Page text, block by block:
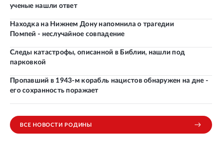
ученые нашли ответ
Находка на Нижнем Дону напомнила о трагедии
Помпей - неслучайное совпадение
Следы катастрофы, описанной в Библии, нашли под
парковкой
Пропавший в 1943-м корабль нацистов обнаружен на дне -
его сохранность поражает
ВСЕ НОВОСТИ РОДИНЫ